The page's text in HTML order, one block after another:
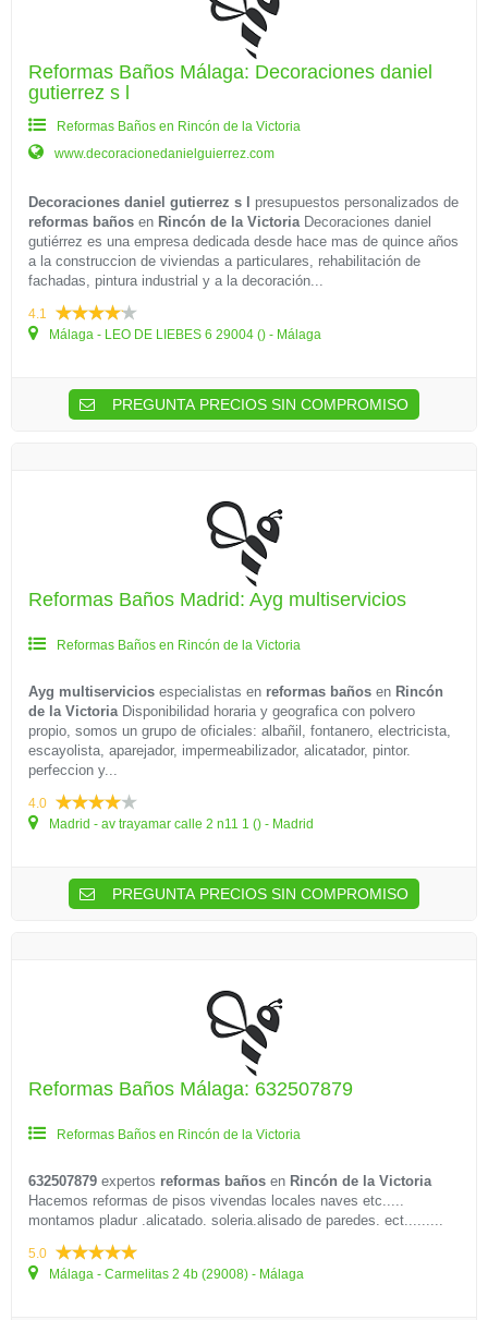
Reformas Baños Málaga: Decoraciones daniel
gutierrez s l
Reformas Baños en Rincón de la Victoria
www.decoracionedanielguierrez.com
Decoraciones daniel gutierrez s l
presupuestos personalizados de
reformas baños en Rincón de la VictoriaDecoraciones daniel
gutiérrez es una empresa dedicada desde hace mas de quince años
a la construccion de viviendas a particulares, rehabilitación de
fachadas, pintura industrial y a la decoración...
4.1
Málaga - LEO DE LIEBES 6 29004 () - Málaga
PREGUNTA PRECIOS SIN COMPROMISO
Reformas Baños Madrid: Ayg multiservicios
Reformas Baños en Rincón de la Victoria
Ayg multiservicios especialistas en reformas baños en Rincón
de la VictoriaDisponibilidad horaria y geografica con polvero
propio, somos un grupo de oficiales: albañil, fontanero, electricista,
escayolista, aparejador, impermeabilizador, alicatador, pintor.
perfeccion y...
4.0
Madrid - av trayamar calle 2 n11 1 () - Madrid
PREGUNTA PRECIOS SIN COMPROMISO
Reformas Baños Málaga: 632507879
Reformas Baños en Rincón de la Victoria
632507879 expertos reformas baños en Rincón de la Victoria
Hacemos reformas de pisos vivendas locales naves etc.....
montamos pladur .alicatado. soleria.alisado de paredes. ect.........
5.0
Málaga - Carmelitas 2 4b (29008) - Málaga